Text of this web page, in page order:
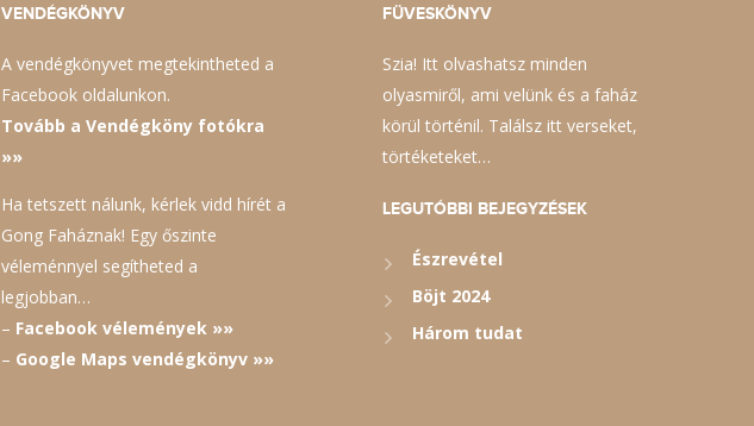
VENDÉGKÖNYV
A vendégkönyvet megtekintheted a
Facebook oldalunkon.
Tovább a Vendégköny fotókra
»»
Ha tetszett nálunk, kérlek vidd hírét a
Gong Faháznak! Egy őszinte
véleménnyel segítheted a
legjobban…
– Facebook vélemények »»
– Google Maps vendégkönyv »»
FÜVESKÖNYV
Szia! Itt olvashatsz minden
olyasmiről, ami velünk és a faház
körül történil. Találsz itt verseket,
törtéketeket…
LEGUTÓBBI BEJEGYZÉSEK
Észrevétel
Böjt 2024
Három tudat